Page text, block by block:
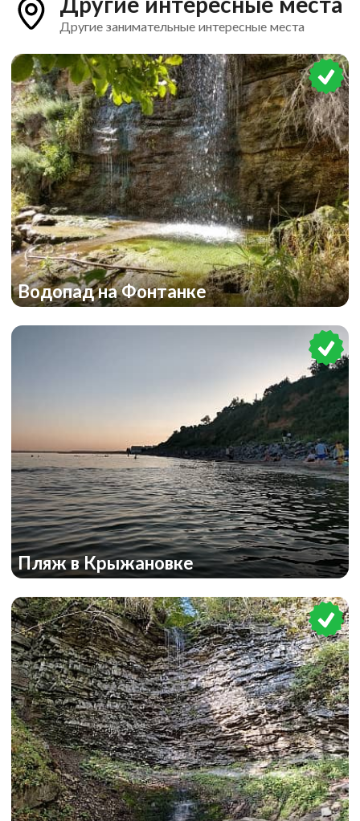
Другие занимательные интересные места
Водопад на Фонтанке
Пляж в Крыжановке